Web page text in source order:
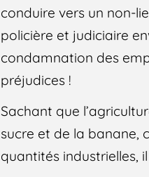
conduire vers un non-
policière et judiciaire
condamnation des
préjudices !
Sachant que
sucre et de la banane,
quantités industrielles,